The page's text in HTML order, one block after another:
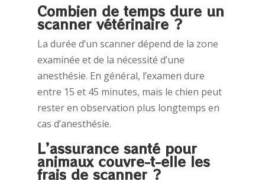
Combien de temps dure un
scanner vétérinaire ?
La durée d’un scanner dépend de la zone
examinée et de la nécessité d’une
anesthésie. En général, l’examen dure
entre 15 et 45 minutes, mais le chien peut
rester en observation plus longtemps en
cas d’anesthésie.
L’assurance santé pour
animaux couvre-t-elle les
frais de scanner ?